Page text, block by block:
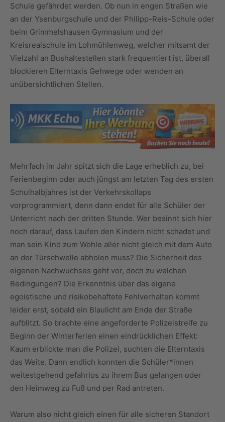
Schule gefährdet werden. Ob nun in engen Straßen wie
an der Ysenburgschule und der Philipp-Reis-Schule oder
beim Grimmelshausen Gymnasium und der
Kreisrealschule im Lohmühlenweg, welcher mitsamt der
Vielzahl an Bushaltestellen stark frequentiert ist, überall
blockieren Elterntaxis Gehwege oder wenden an
unübersichtlichen Stellen.
Mehrfach im Jahr spitzt sich die Lage erheblich zu, bei
Ferienbeginn oder auch jüngst am letzten Tag des ersten
Schulhalbjahres ist der Verkehrskollaps
vorprogrammiert, denn dann endet für alle Schüler der
Unterricht nach der dritten Stunde. Wer besinnt sich hier
noch darauf, dass Laufen den Kindern nicht schadet und
man sein Kind zum Wohle aller nicht gleich mit dem Auto
an der Türschwelle abholen muss? Die Sicherheit des
eigenen Nachwuchses geht vor, doch zu welchen
Bedingungen? Die Erkenntnis über das eigene
egoistische und risikobehaftete Fehlverhalten kommt
leider erst, sobald ein Blaulicht am Ende der Straße
aufblitzt. So brachte eine angeforderte Polizeistreife zu
Beginn der Winterferien einen eindrücklichen Effekt:
Kaum erblickte man die Polizei, suchten die Elterntaxis
das Weite. Dann endlich konnten die Schüler*innen
weitestgehend gefahrlos zu ihrem Bus gelangen oder
den Heimweg zu Fuß und per Rad antreten.
Warum also nicht gleich einen für alle sicheren Standort